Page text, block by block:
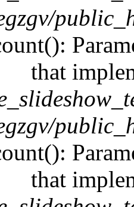
that
that